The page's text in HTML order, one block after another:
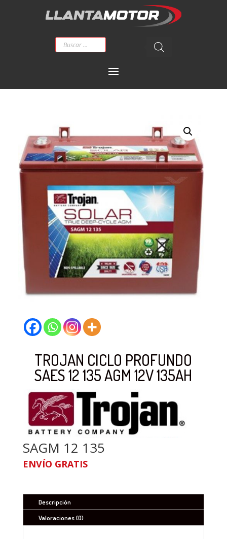
Búsqueda
productos
TROJAN CICLO PROFUNDO
SAES 12 135 AGM 12V 135AH
SAGM 12 135
ENVÍO GRATIS
Descripción
Valoraciones (0)